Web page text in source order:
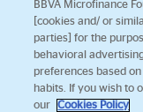
BBVA Microfinance
[cookies and/ or
parties] for the
behavioral
preferences based
habits. If you wish to
our
Cookies Policy